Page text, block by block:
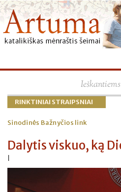
RINKTINIAI STRAIPSNIAI
Sinodinės Bažnyčios link
Dalytis viskuo, ką